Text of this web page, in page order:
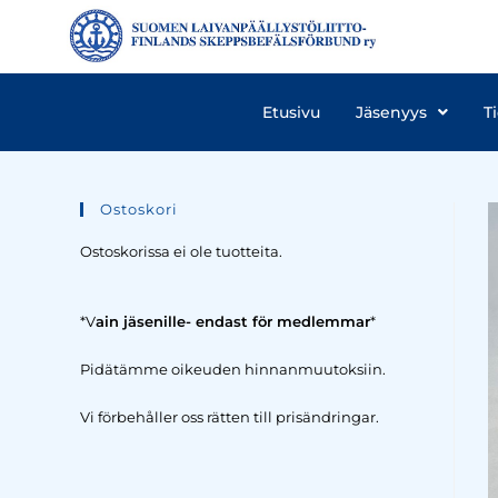
Etusivu Jäsenyys
Ostoskori
Ostoskorissa ei ole tuotteita.
*Vain jäsenille- endast för medlemmar*
Pidätämme oikeuden hinnanmuutoksiin.
Vi förbehåller oss rätten till prisändringar.